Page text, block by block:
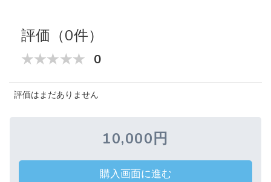
評価（0件）
0
評価はまだありません
10,000円
購入画面に進む